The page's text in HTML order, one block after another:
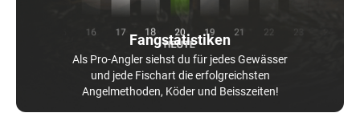
Fangstatistiken
Als Pro-Angler siehst du für jedes Gewässer
und jede Fischart die erfolgreichsten
Angelmethoden, Köder und Beisszeiten!